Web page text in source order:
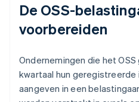
De OSS-
voorbereiden
Ondernemingen die het
kwartaal hun
aangeven in een